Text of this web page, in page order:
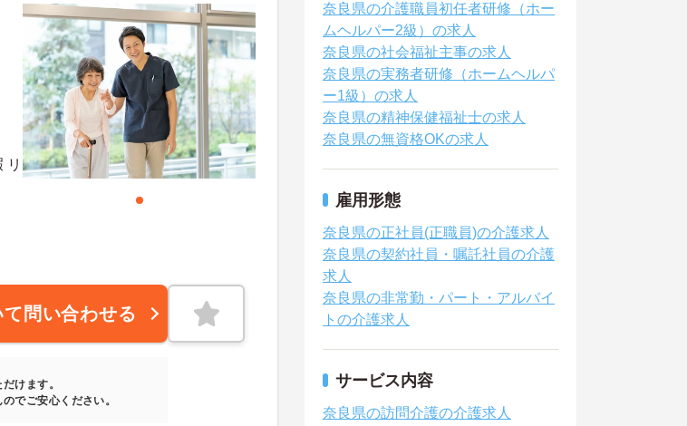
リ
問い合わせる
けます。
でご安心ください。
奈良県の介護職員初任者研修（ホー
ムヘルパー2級）の求人
奈良県の社会福祉主事の求人
奈良県の実務者研修（ホームヘルパ
ー1級）の求人
奈良県の精神保健福祉士の求人
奈良県の無資格OKの求人
雇用形態
奈良県の正社員(正職員)の介護求人
奈良県の契約社員・嘱託社員の介護
求人
奈良県の非常勤・パート・アルバイ
トの介護求人
サービス内容
奈良県の訪問介護の介護求人